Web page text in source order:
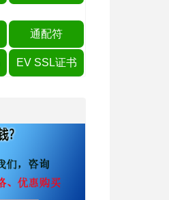
通配符
EV SSL证书